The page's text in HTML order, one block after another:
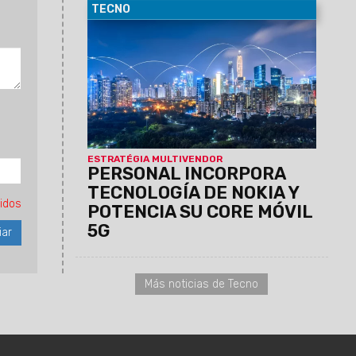
TECNO
ESTRATÉGIA MULTIVENDOR
PERSONAL INCORPORA
TECNOLOGÍA DE NOKIA Y
POTENCIA SU CORE MÓVIL
5G
Personal avanza en la
modernización de su red móvil,
implementando una estrategia
multivendor que fortalece el core y
acompaña las crecientes demandas del
ecosistema digital.Entrá y enteráte
de todo lo nuevo que tiene Personal .
Más noticias de Tecno